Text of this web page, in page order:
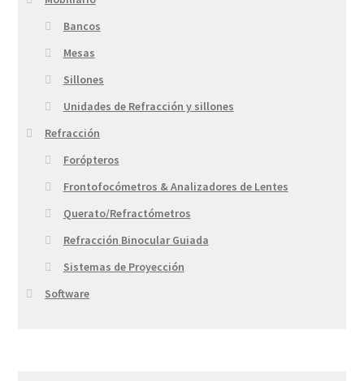
Bancos
Mesas
Sillones
Unidades de Refracción y sillones
Refracción
Forópteros
Frontofocómetros & Analizadores de Lentes
Querato/Refractómetros
Refracción Binocular Guiada
Sistemas de Proyección
Software